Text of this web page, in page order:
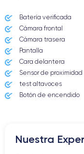
Red móvil
Para más detalles,
14
Batería verificada
Cámara frontal
Cámara trasera
Pantalla
Cara delantera
Sensor de proximidad
test altavoces
Botón de encendido
Altavoz
Nuestra